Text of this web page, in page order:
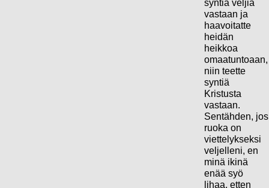
syntiä veljiä
vastaan ja
haavoitatte
heidän
heikkoa
omaatuntoaan,
niin teette
syntiä
Kristusta
vastaan.
Sentähden, jos
ruoka on
viettelykseksi
veljelleni, en
minä ikinä
enää syö
lihaa, etten